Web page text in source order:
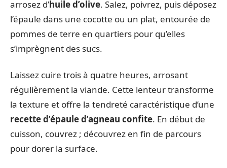
arrosez d’huile d’olive. Salez, poivrez, puis déposez
l’épaule dans une cocotte ou un plat, entourée de
pommes de terre en quartiers pour qu’elles
s’imprègnent des sucs.
Laissez cuire trois à quatre heures, arrosant
régulièrement la viande. Cette lenteur transforme
la texture et offre la tendreté caractéristique d’une
recette d’épaule d’agneau confite. En début de
cuisson, couvrez ; découvrez en fin de parcours
pour dorer la surface.